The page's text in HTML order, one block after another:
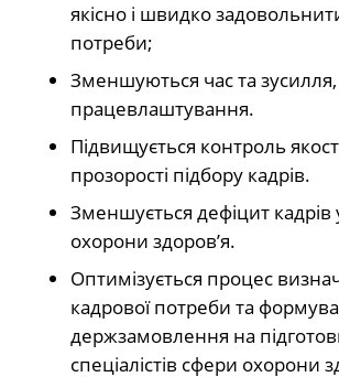
якісно і швидко
потреби;
Зменшуються час та зусилля,
працевлаштування.
Підвищується контроль
прозорості підбору кадрів.
Зменшується дефіцит кадрів
охорони здоров’я.
Оптимізується процес
кадрової потреби та
держзамовлення на
спеціалістів сфери охорони